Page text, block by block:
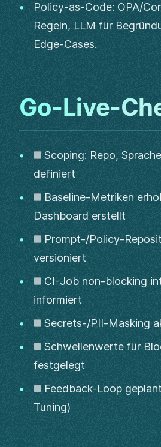
Policy-as-Code: OPA/
Regeln, LLM für
Edge‑Cases.
Scoping: Repo,
definiert
Baseline-Metriken
Dashboard erstellt
Prompt-/Policy-
versioniert
CI-Job non‑blocking
informiert
Secrets-/PII‑Masking
Schwellenwerte für
festgelegt
Feedback-Loop
Tuning)